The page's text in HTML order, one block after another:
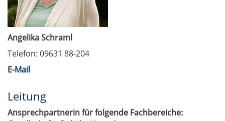
Angelika Schraml
Telefon: 09631 88-204
E-Mail
Leitung
Ansprechpartnerin für folgende Fachbereiche: